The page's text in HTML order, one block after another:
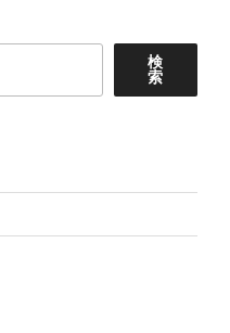
検
索